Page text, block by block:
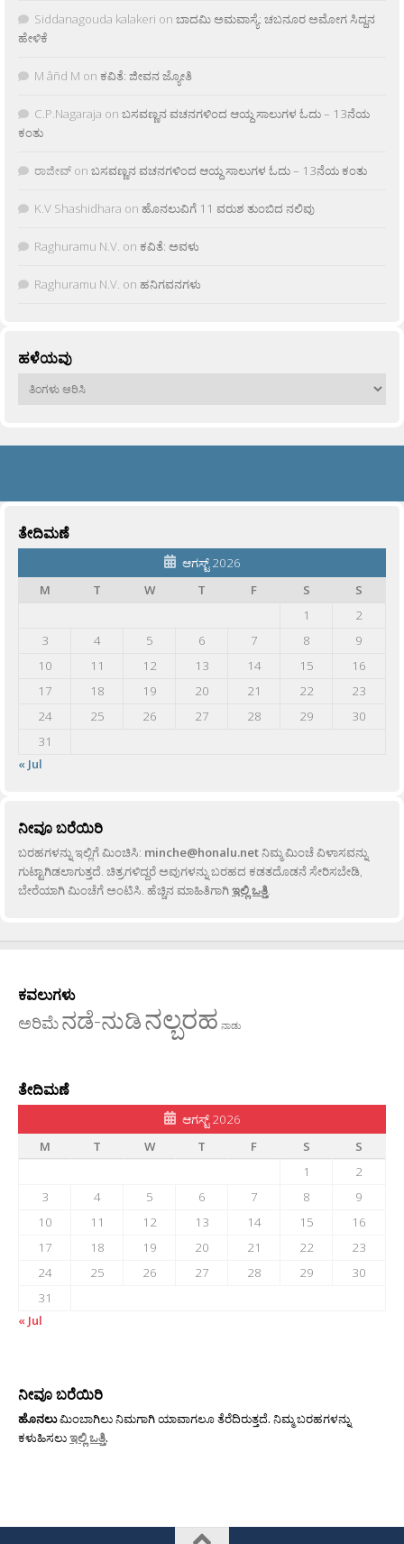
Siddanagouda kalakeri on ಬಾದಮಿ ಅಮವಾಸ್ಯೆ: ಚಬನೂರ ಅಮೋಗ ಸಿದ್ದನ
ಹೇಳಿಕೆ
M âñd M on ಕವಿತೆ: ಜೀವನ ಜ್ಯೋತಿ
C.P.Nagaraja on ಬಸವಣ್ಣನ ವಚನಗಳಿಂದ ಆಯ್ದ ಸಾಲುಗಳ ಓದು – 13ನೆಯ
ಕಂತು
ರಾಜೀವ್ on ಬಸವಣ್ಣನ ವಚನಗಳಿಂದ ಆಯ್ದ ಸಾಲುಗಳ ಓದು – 13ನೆಯ ಕಂತು
K.V Shashidhara on ಹೊನಲುವಿಗೆ 11 ವರುಶ ತುಂಬಿದ ನಲಿವು
Raghuramu N.V. on ಕವಿತೆ: ಅವಳು
Raghuramu N.V. on ಹನಿಗವನಗಳು
ಹಳೆಯವು
ಹಳೆಯವು
ತೇದಿಮಣೆ
ಆಗಸ್ಟ್ 2026
M
T W T F S
S
1
2
3
4 5 6 7 8
9
10
11 12 13 14 15
16
17
18 19 20 21 22
23
24
25 26 27 28 29
30
31
« Jul
ನೀವೂ ಬರೆಯಿರಿ
ಬರಹಗಳನ್ನು ಇಲ್ಲಿಗೆ ಮಿಂಚಿಸಿ: minche@honalu.netನಿಮ್ಮ ಮಿಂಚೆ ವಿಳಾಸವನ್ನು
ಗುಟ್ಟಾಗಿಡಲಾಗುತ್ತದೆ. ಚಿತ್ರಗಳಿದ್ದರೆ ಅವುಗಳನ್ನು ಬರಹದ ಕಡತದೊಡನೆ ಸೇರಿಸಬೇಡಿ,
ಬೇರೆಯಾಗಿ ಮಿಂಚೆಗೆ ಅಂಟಿಸಿ. ಹೆಚ್ಚಿನ ಮಾಹಿತಿಗಾಗಿಇಲ್ಲಿ ಒತ್ತಿ.
ಕವಲುಗಳು
ಅರಿಮೆನಡೆ-ನುಡಿನಲ್ಬರಹ ನಾಡು
ತೇದಿಮಣೆ
ಆಗಸ್ಟ್ 2026
M
T W T F S
S
1
2
3
4 5 6 7 8
9
10
11 12 13 14 15
16
17
18 19 20 21 22
23
24
25 26 27 28 29
30
31
« Jul
ನೀವೂ ಬರೆಯಿರಿ
ಹೊನಲುಮಿಂಬಾಗಿಲು ನಿಮಗಾಗಿ ಯಾವಾಗಲೂ ತೆರೆದಿರುತ್ತದೆ. ನಿಮ್ಮ ಬರಹಗಳನ್ನು
ಕಳುಹಿಸಲುಇಲ್ಲಿ ಒತ್ತಿ.